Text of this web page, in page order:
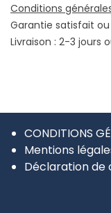
Conditions
Garantie satisfait
Livraison : 2-3 jours
CONDITIONS
Mentions
Déclaration de